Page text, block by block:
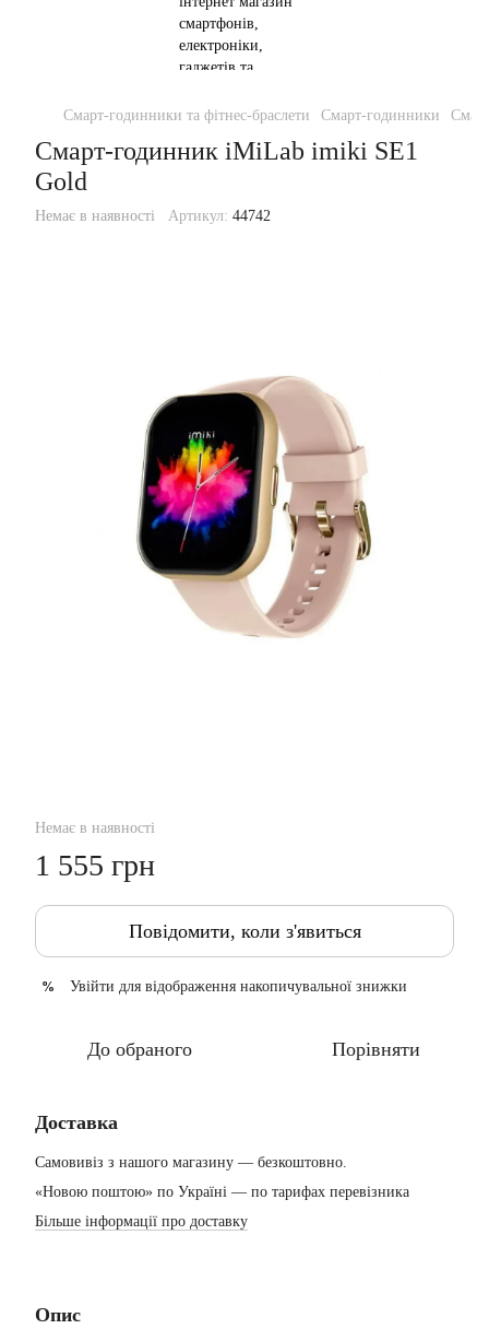
Смарт-годинники та фітнес-браслети Смарт-годинники
Смарт-годинник iMiLab imiki SE1
Gold
Немає в наявності Артикул: 44742
Немає в наявності
1 555 грн
Повідомити, коли з'явиться
% Увійти для відображення накопичувальної знижки
До обраного Порівняти
Доставка
Самовивіз з нашого магазину — безкоштовно.
«Новою поштою» по Україні — по тарифах перевізника
Більше інформації про доставку
Опис